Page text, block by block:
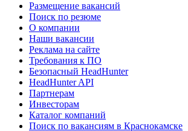
Размещение вакансий
Поиск по резюме
О компании
Наши вакансии
Реклама на сайте
Требования к ПО
Безопасный HeadHunter
HeadHunter API
Партнерам
Инвесторам
Каталог компаний
Поиск по вакансиям в Краснокамске